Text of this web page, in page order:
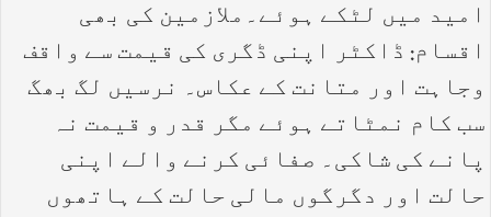
امید میں لٹکے ہوئے۔ملازمین کی بھی
اقسام: ڈاکٹر اپنی ڈگری کی قیمت سے واقف
وجاہت اور متانت کے عکاس۔ نرسیں لگ بھگ
سب کام نمٹاتے ہوئے مگر قدر و قیمت نہ
پانے کی شاکی۔ صفائی کرنے والے اپنی
حالت اور دگرگوں مالی حالت کے ہاتھوں